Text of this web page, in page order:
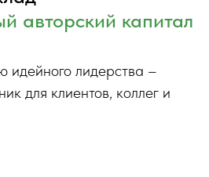
авторский капитал
идейного лидерства –
для клиентов, коллег и